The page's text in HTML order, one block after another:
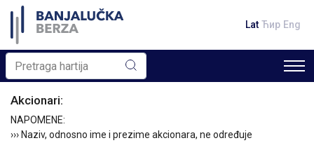
Lat Ћир Eng
Akcionari:
NAPOMENE:
››› Naziv, odnosno ime i prezime akcionara, ne određuje